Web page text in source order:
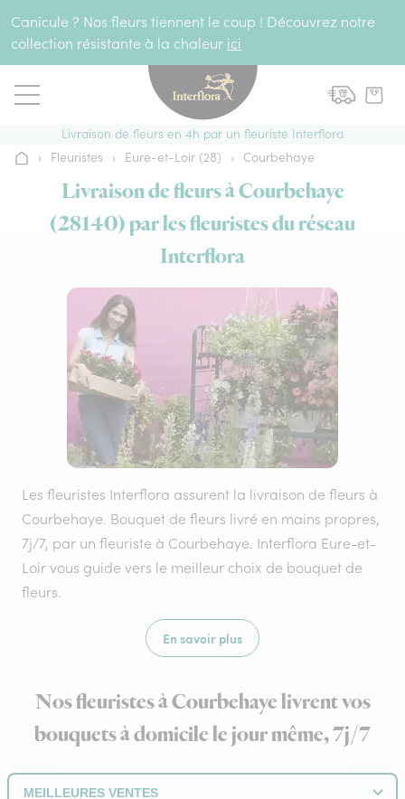
Canicule ? Nos fleurs tiennent le coup ! Découvrez notre
collection résistante à la chaleur ici
Livraison de fleurs en 4h par un fleuriste Interflora
Accueil
› Fleuristes › Eure-et-Loir (28) › Courbehaye
Livraison de fleurs à Courbehaye
(28140) par les fleuristes du réseau
Interflora
Les fleuristes Interflora assurent la livraison de fleurs à
Courbehaye. Bouquet de fleurs livré en mains propres,
7j/7, par un fleuriste à Courbehaye. Interflora Eure-et-
Loir vous guide vers le meilleur choix de bouquet de
fleurs.
En savoir plus
Nos fleuristes à Courbehaye livrent vos
bouquets à domicile le jour même, 7j/7